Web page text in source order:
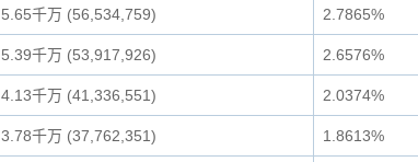
5.65千万 (56,534,759) 2.7865%
5.39千万 (53,917,926) 2.6576%
4.13千万 (41,336,551) 2.0374%
3.78千万 (37,762,351) 1.8613%